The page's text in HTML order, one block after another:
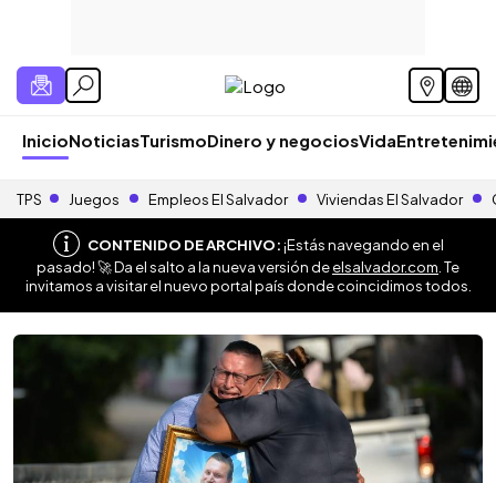
InicioNoticiasTurismoDinero y negociosVida
TPS Juegos Empleos El Salvador Viviendas El Salvador
CONTENIDO DE ARCHIVO:¡Estás navegando en el
pasado! 🚀 Da el salto a la nueva versión deelsalvador.com . Te
invitamos a visitar el nuevo portal país donde coincidimos todos.